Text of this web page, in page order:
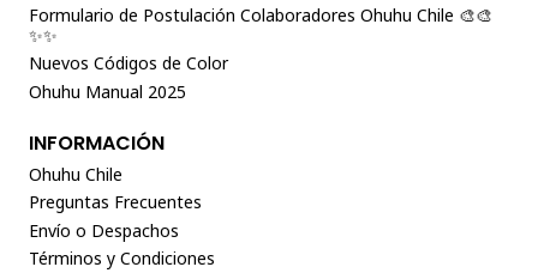
Formulario de Postulación Colaboradores Ohuhu Chile 🎨🎨
✨✨
Nuevos Códigos de Color
Ohuhu Manual 2025
INFORMACIÓN
Ohuhu Chile
Preguntas Frecuentes
Envío o Despachos
Términos y Condiciones